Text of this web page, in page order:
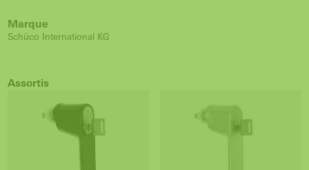
Marque
Schüco International KG
Assortis